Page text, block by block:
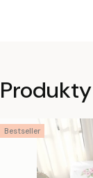
Bestseller